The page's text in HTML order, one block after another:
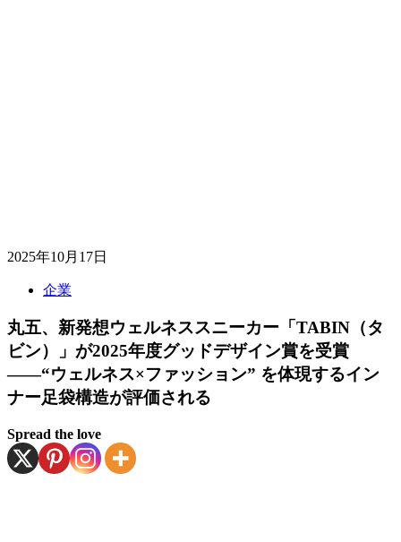
2025年10月17日
企業
丸五、新発想ウェルネススニーカー「TABIN（タ
ビン）」が2025年度グッドデザイン賞を受賞
――“ウェルネス×ファッション” を体現するイン
ナー足袋構造が評価される
Spread the love